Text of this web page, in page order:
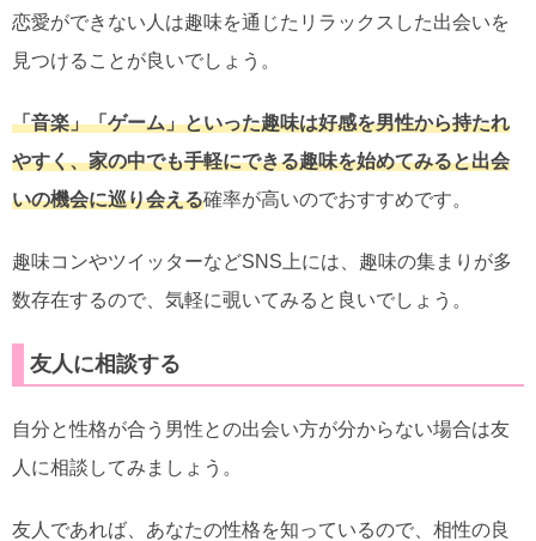
恋愛ができない人は趣味を通じたリラックスした出会いを
見つけることが良いでしょう。
「音楽」「ゲーム」といった趣味は好感を男性から持たれ
やすく、家の中でも手軽にできる趣味を始めてみると出会
いの機会に巡り会える確率が高いのでおすすめです。
趣味コンやツイッターなどSNS上には、趣味の集まりが多
数存在するので、気軽に覗いてみると良いでしょう。
友人に相談する
自分と性格が合う男性との出会い方が分からない場合は友
人に相談してみましょう。
友人であれば、あなたの性格を知っているので、相性の良